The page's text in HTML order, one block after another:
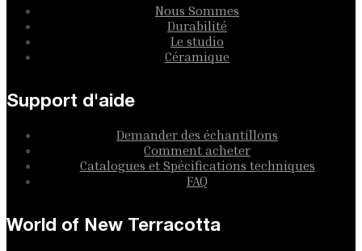
Nous Sommes
Durabilité
Le studio
Céramique
Support d'aide
Demander des échantillons
Comment acheter
Catalogues et Spécifications techniques
FAQ
World of New Terracotta